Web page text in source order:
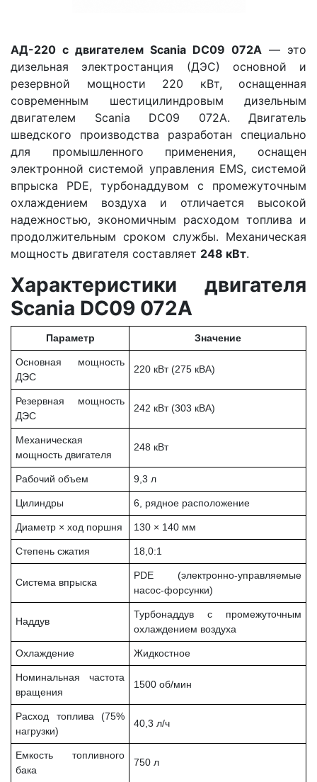
АД-220 с двигателем Scania DC09 072A — это
дизельная электростанция (ДЭС) основной и
резервной мощности 220 кВт, оснащенная
современным шестицилиндровым дизельным
двигателем Scania DC09 072A. Двигатель
шведского производства разработан специально
для промышленного применения, оснащен
электронной системой управления EMS, системой
впрыска PDE, турбонаддувом с промежуточным
охлаждением воздуха и отличается высокой
надежностью, экономичным расходом топлива и
продолжительным сроком службы. Механическая
мощность двигателя составляет 248 кВт.
Характеристики двигателя
Scania DC09 072A
Параметр Значение
Основная мощность
ДЭС
220 кВт (275 кВА)
Резервная мощность
ДЭС
242 кВт (303 кВА)
Механическая
мощность двигателя
248 кВт
Рабочий объем 9,3 л
Цилиндры 6, рядное расположение
Диаметр × ход поршня 130 × 140 мм
Степень сжатия 18,0:1
Система впрыска
PDE (электронно-управляемые
насос-форсунки)
Наддув
Турбонаддув с промежуточным
охлаждением воздуха
Охлаждение Жидкостное
Номинальная частота
вращения
1500 об/мин
Расход топлива (75%
нагрузки)
40,3 л/ч
Емкость топливного
бака
750 л